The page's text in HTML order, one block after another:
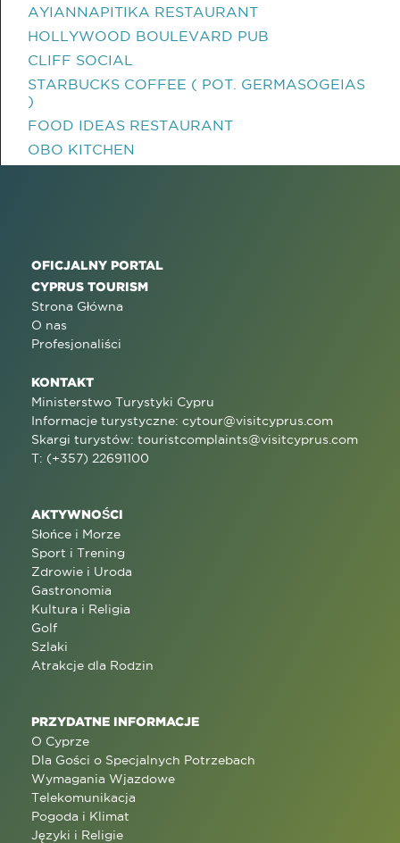
AYIANNAPITIKA RESTAURANT
HOLLYWOOD BOULEVARD PUB
CLIFF SOCIAL
STARBUCKS COFFEE ( POT. GERMASOGEIAS
)
FOOD IDEAS RESTAURANT
OBO KITCHEN
OFICJALNY PORTAL
CYPRUS TOURISM
Strona Główna
O nas
Profesjonaliści
KONTAKT
Ministerstwo Turystyki Cypru
Informacje turystyczne: cytour@visitcyprus.com
Skargi turystów: touristcomplaints@visitcyprus.com
T: (+357) 22691100
AKTYWNOŚCI
Słońce i Morze
Sport i Trening
Zdrowie i Uroda
Gastronomia
Kultura i Religia
Golf
Szlaki
Atrakcje dla Rodzin
PRZYDATNE INFORMACJE
O Cyprze
Dla Gości o Specjalnych Potrzebach
Wymagania Wjazdowe
Telekomunikacja
Pogoda i Klimat
Języki i Religie